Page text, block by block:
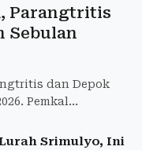
Parangtritis
Sebulan
dan Depok
Pemkal
Srimulyo, Ini